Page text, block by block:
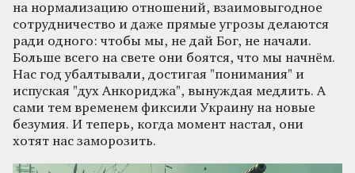
на нормализацию отношений, взаимовыгодное
сотрудничество и даже прямые угрозы делаются
ради одного: чтобы мы, не дай Бог, не начали.
Больше всего на свете они боятся, что мы начнём.
Нас год убалтывали, достигая "понимания" и
испуская "дух Анкориджа", вынуждая медлить. А
сами тем временем фиксили Украину на новые
безумия. И теперь, когда момент настал, они
хотят нас заморозить.